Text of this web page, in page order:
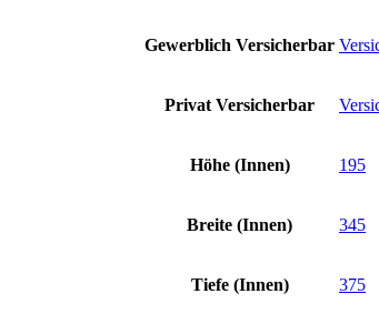
Gewerblich Versicherbar
Privat Versicherbar
Höhe (Innen) 195
Breite (Innen) 345
Tiefe (Innen) 375